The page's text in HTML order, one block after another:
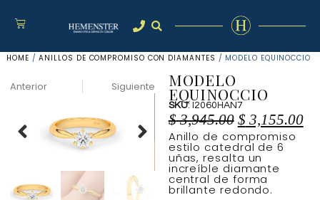
HOME /ANILLOS DE COMPROMISO CON DIAMANTES / MODELO EQUINOCCIO
Anterior Siguiente MODELO
EQUINOCCIO
SKU: I2060HAN7
$3,945.00 $ 3,155.00
Anillo de compromiso
estilo catedral de 6
uñas, resalta un
increíble diamante
central de forma
brillante redondo.